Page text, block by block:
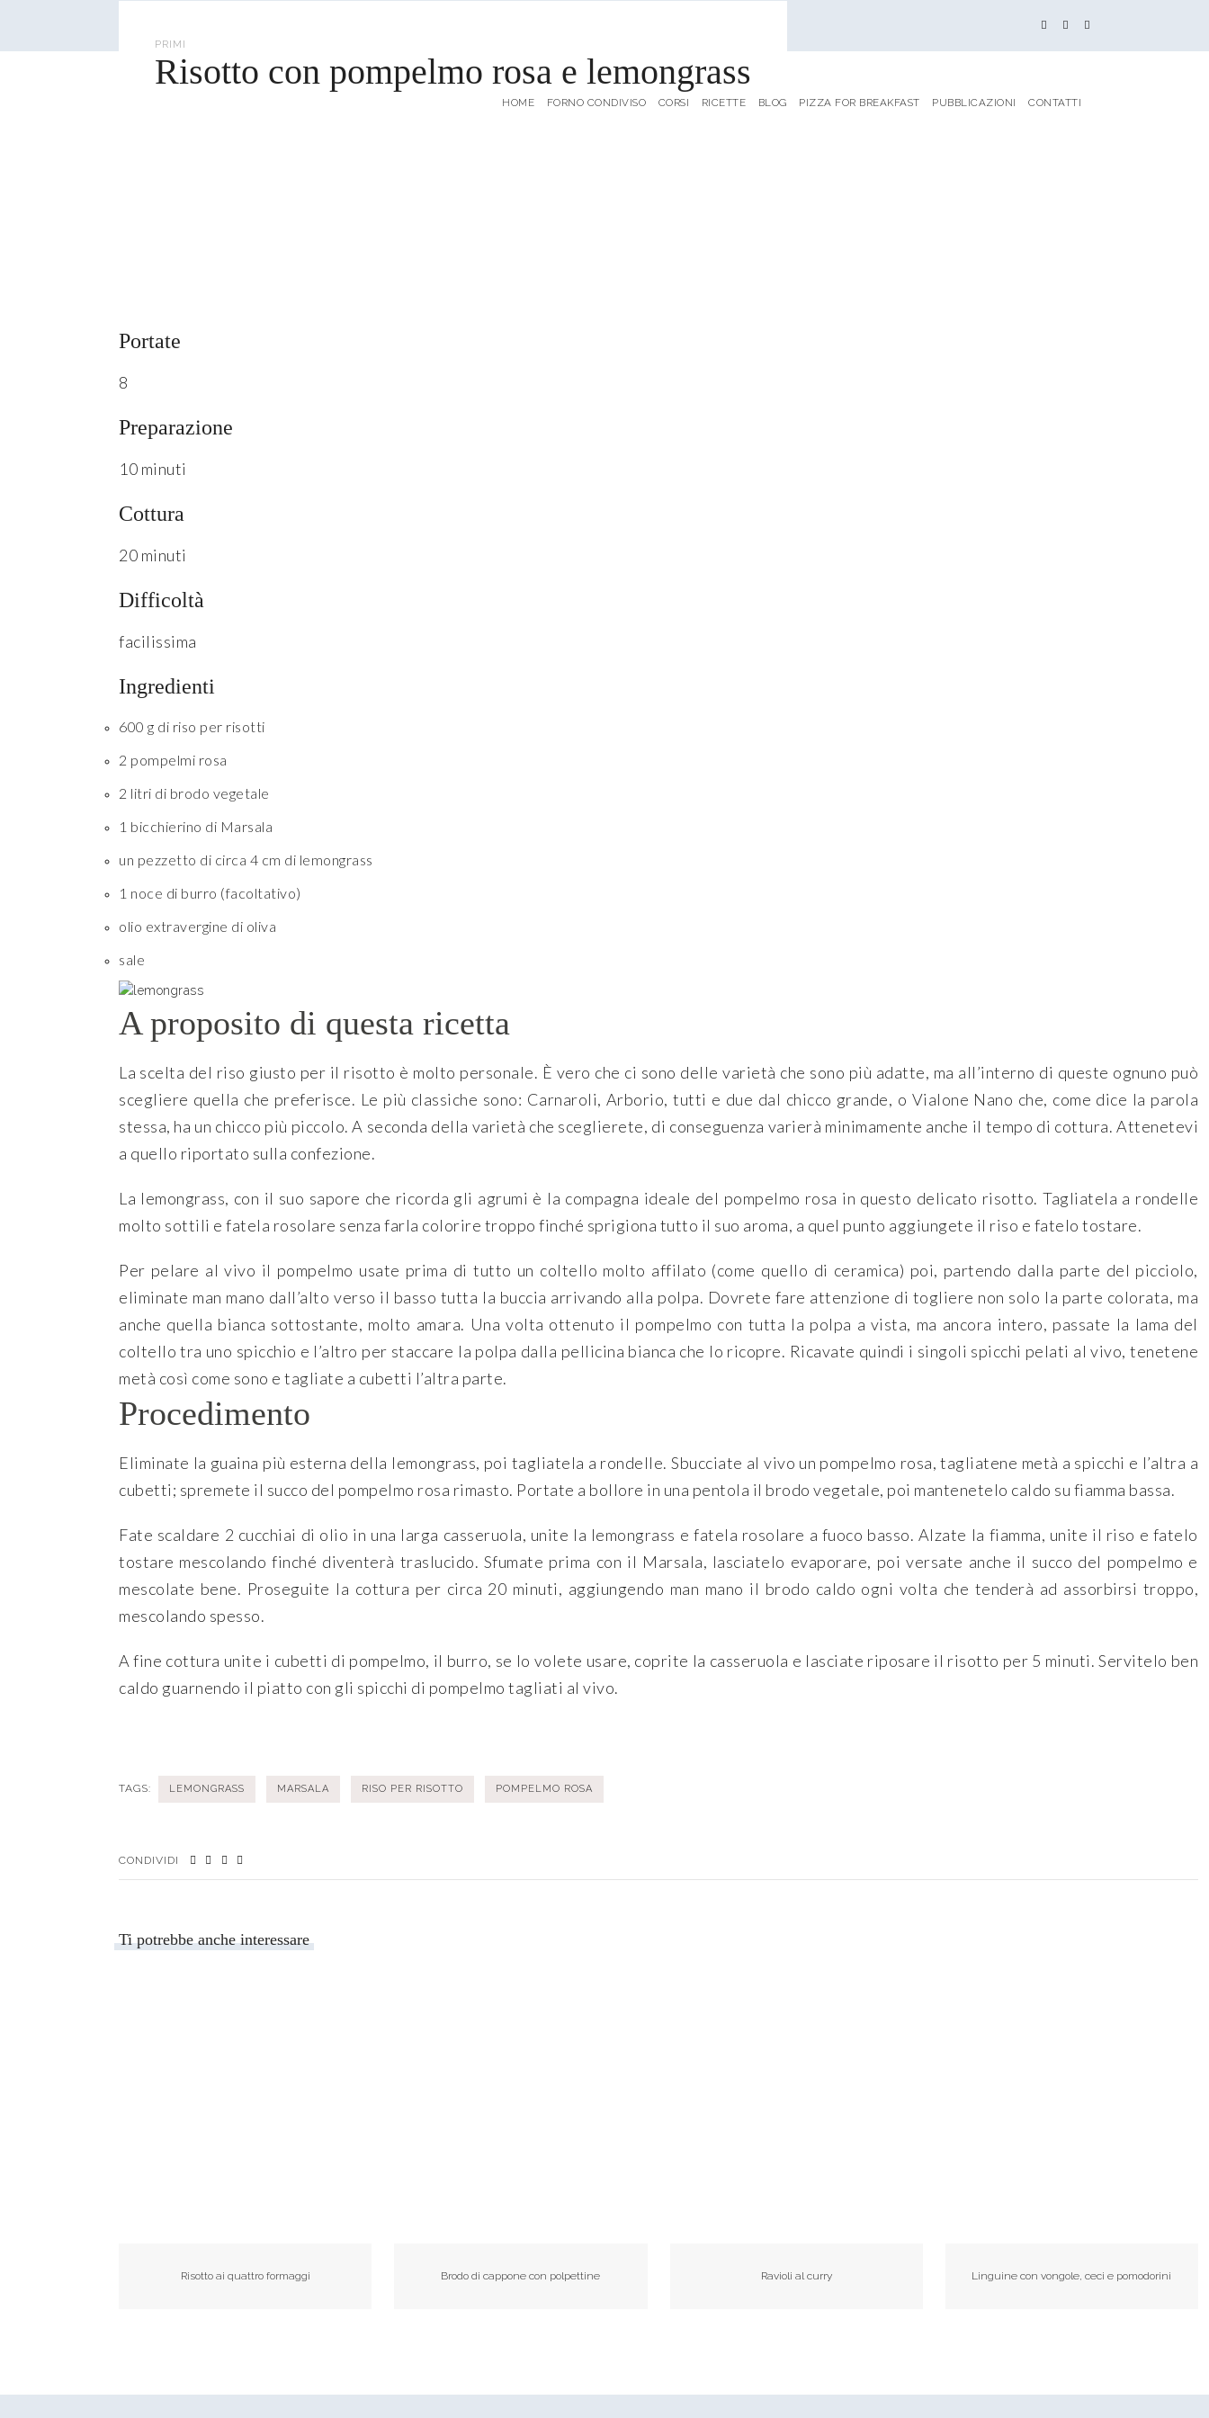
HOME FORNO CONDIVISO CORSI RICETTE BLOG PIZZA FOR BREAKFAST PUBBLICAZIONI CONTATTI
PRIMI
Risotto con pompelmo rosa e lemongrass
Portate
8
Preparazione
10 minuti
Cottura
20 minuti
Difficoltà
facilissima
Ingredienti
600 g di riso per risotti
2 pompelmi rosa
2 litri di brodo vegetale
1 bicchierino di Marsala
un pezzetto di circa 4 cm di lemongrass
1 noce di burro (facoltativo)
olio extravergine di oliva
sale
A proposito di questa ricetta
La scelta del riso giusto per il risotto è molto personale. È vero che ci sono delle varietà che sono più adatte, ma all’interno di queste ognuno può
scegliere quella che preferisce. Le più classiche sono: Carnaroli, Arborio, tutti e due dal chicco grande, o Vialone Nano che, come dice la parola
stessa, ha un chicco più piccolo. A seconda della varietà che sceglierete, di conseguenza varierà minimamente anche il tempo di cottura. Attenetevi
a quello riportato sulla confezione.
La lemongrass, con il suo sapore che ricorda gli agrumi è la compagna ideale del pompelmo rosa in questo delicato risotto. Tagliatela a rondelle
molto sottili e fatela rosolare senza farla colorire troppo finché sprigiona tutto il suo aroma, a quel punto aggiungete il riso e fatelo tostare.
Per pelare al vivo il pompelmo usate prima di tutto un coltello molto affilato (come quello di ceramica) poi, partendo dalla parte del picciolo,
eliminate man mano dall’alto verso il basso tutta la buccia arrivando alla polpa. Dovrete fare attenzione di togliere non solo la parte colorata, ma
anche quella bianca sottostante, molto amara. Una volta ottenuto il pompelmo con tutta la polpa a vista, ma ancora intero, passate la lama del
coltello tra uno spicchio e l’altro per staccare la polpa dalla pellicina bianca che lo ricopre. Ricavate quindi i singoli spicchi pelati al vivo, tenetene
metà così come sono e tagliate a cubetti l’altra parte.
Procedimento
Eliminate la guaina più esterna della lemongrass, poi tagliatela a rondelle. Sbucciate al vivo un pompelmo rosa, tagliatene metà a spicchi e l’altra a
cubetti; spremete il succo del pompelmo rosa rimasto. Portate a bollore in una pentola il brodo vegetale, poi mantenetelo caldo su fiamma bassa.
Fate scaldare 2 cucchiai di olio in una larga casseruola, unite la lemongrass e fatela rosolare a fuoco basso. Alzate la fiamma, unite il riso e fatelo
tostare mescolando finché diventerà traslucido. Sfumate prima con il Marsala, lasciatelo evaporare, poi versate anche il succo del pompelmo e
mescolate bene. Proseguite la cottura per circa 20 minuti, aggiungendo man mano il brodo caldo ogni volta che tenderà ad assorbirsi troppo,
mescolando spesso.
A fine cottura unite i cubetti di pompelmo, il burro, se lo volete usare, coprite la casseruola e lasciate riposare il risotto per 5 minuti. Servitelo ben
caldo guarnendo il piatto con gli spicchi di pompelmo tagliati al vivo.
TAGS: LEMONGRASS MARSALA RISO PER RISOTTO POMPELMO ROSA
CONDIVIDI
Ti potrebbe anche interessare
Risotto ai quattro formaggi Brodo di cappone con polpettine Ravioli al curry Linguine con vongole, ceci e pomodorini